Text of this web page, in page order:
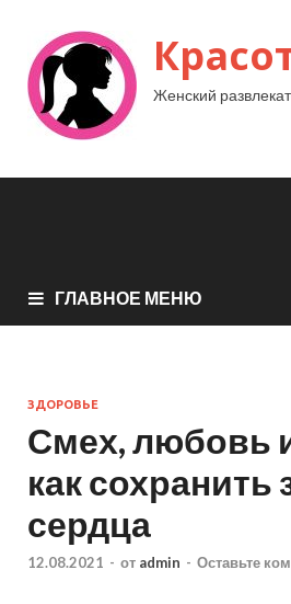
Женский
ГЛАВНОЕ МЕНЮ
ЗДОРОВЬЕ
Смех, любовь
как сохранить
сердца
12.08.2021 - от admin - Оставьте